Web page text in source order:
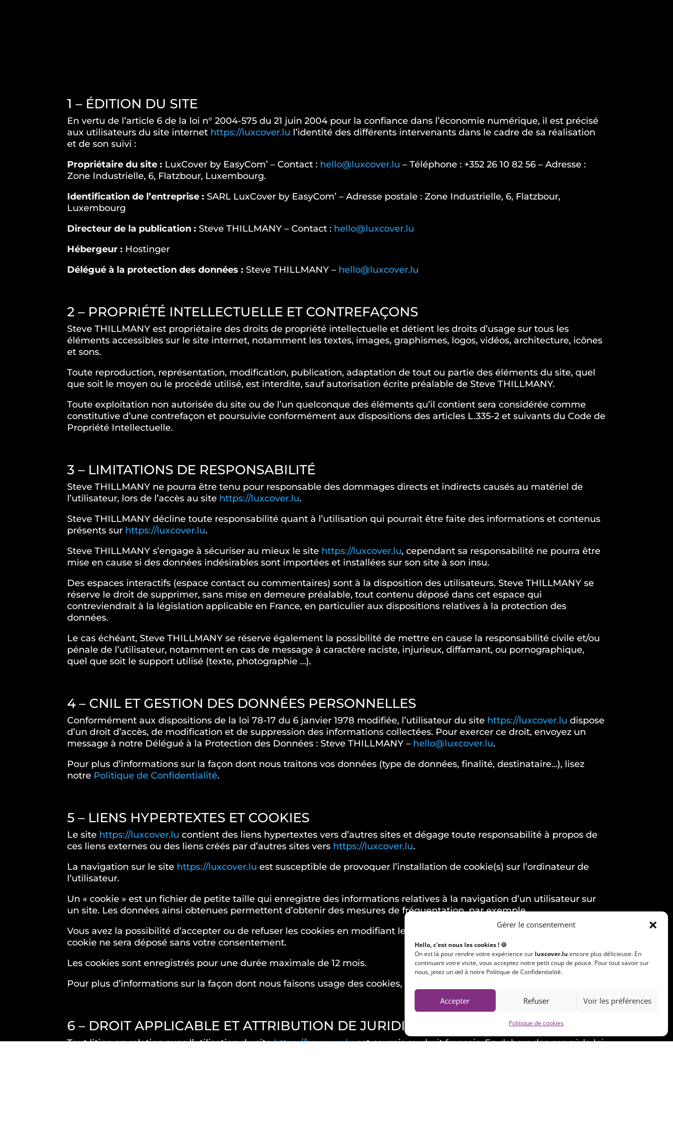
Gérer le consentement
Hello, c'est nous les cookies ! 🍪
On est là pour rendre votre expérience sur luxcover.lu encore plus délicieuse. En
continuant votre visite, vous acceptez notre petit coup de pouce. Pour tout savoir sur
nous, jetez un œil à notre Politique de Confidentialité.
Accepter Refuser Voir les préférences
Politique de cookies
1 – ÉDITION DU SITE
En vertu de l’article 6 de la loi n° 2004-575 du 21 juin 2004 pour la confiance dans l’économie numérique, il est précisé
aux utilisateurs du site internet https://luxcover.lu l’identité des différents intervenants dans le cadre de sa réalisation
et de son suivi :
Propriétaire du site : LuxCover by EasyCom’ – Contact : hello@luxcover.lu – Téléphone : +352 26 10 82 56 – Adresse :
Zone Industrielle, 6, Flatzbour, Luxembourg.
Identification de l’entreprise : SARL LuxCover by EasyCom’ – Adresse postale : Zone Industrielle, 6, Flatzbour,
Luxembourg
Directeur de la publication : Steve THILLMANY – Contact : hello@luxcover.lu
Hébergeur : Hostinger
Délégué à la protection des données : Steve THILLMANY – hello@luxcover.lu
2 – PROPRIÉTÉ INTELLECTUELLE ET CONTREFAÇONS
Steve THILLMANY est propriétaire des droits de propriété intellectuelle et détient les droits d’usage sur tous les
éléments accessibles sur le site internet, notamment les textes, images, graphismes, logos, vidéos, architecture, icônes
et sons.
Toute reproduction, représentation, modification, publication, adaptation de tout ou partie des éléments du site, quel
que soit le moyen ou le procédé utilisé, est interdite, sauf autorisation écrite préalable de Steve THILLMANY.
Toute exploitation non autorisée du site ou de l’un quelconque des éléments qu’il contient sera considérée comme
constitutive d’une contrefaçon et poursuivie conformément aux dispositions des articles L.335-2 et suivants du Code de
Propriété Intellectuelle.
3 – LIMITATIONS DE RESPONSABILITÉ
Steve THILLMANY ne pourra être tenu pour responsable des dommages directs et indirects causés au matériel de
l’utilisateur, lors de l’accès au site https://luxcover.lu.
Steve THILLMANY décline toute responsabilité quant à l’utilisation qui pourrait être faite des informations et contenus
présents sur https://luxcover.lu.
Steve THILLMANY s’engage à sécuriser au mieux le site https://luxcover.lu, cependant sa responsabilité ne pourra être
mise en cause si des données indésirables sont importées et installées sur son site à son insu.
Des espaces interactifs (espace contact ou commentaires) sont à la disposition des utilisateurs. Steve THILLMANY se
réserve le droit de supprimer, sans mise en demeure préalable, tout contenu déposé dans cet espace qui
contreviendrait à la législation applicable en France, en particulier aux dispositions relatives à la protection des
données.
Le cas échéant, Steve THILLMANY se réserve également la possibilité de mettre en cause la responsabilité civile et/ou
pénale de l’utilisateur, notamment en cas de message à caractère raciste, injurieux, diffamant, ou pornographique,
quel que soit le support utilisé (texte, photographie …).
4 – CNIL ET GESTION DES DONNÉES PERSONNELLES
Conformément aux dispositions de la loi 78-17 du 6 janvier 1978 modifiée, l’utilisateur du site https://luxcover.lu dispose
d’un droit d’accès, de modification et de suppression des informations collectées. Pour exercer ce droit, envoyez un
message à notre Délégué à la Protection des Données : Steve THILLMANY – hello@luxcover.lu.
Pour plus d’informations sur la façon dont nous traitons vos données (type de données, finalité, destinataire…), lisez
notre Politique de Confidentialité.
5 – LIENS HYPERTEXTES ET COOKIES
Le site https://luxcover.lu contient des liens hypertextes vers d’autres sites et dégage toute responsabilité à propos de
ces liens externes ou des liens créés par d’autres sites vers https://luxcover.lu.
La navigation sur le site https://luxcover.lu est susceptible de provoquer l’installation de cookie(s) sur l’ordinateur de
l’utilisateur.
Un « cookie » est un fichier de petite taille qui enregistre des informations relatives à la navigation d’un utilisateur sur
un site. Les données ainsi obtenues permettent d’obtenir des mesures de fréquentation, par exemple.
Vous avez la possibilité d’accepter ou de refuser les cookies en modifiant les paramètres de votre navigateur. Aucun
cookie ne sera déposé sans votre consentement.
Les cookies sont enregistrés pour une durée maximale de 12 mois.
Pour plus d’informations sur la façon dont nous faisons usage des cookies, lisez notre
6 – DROIT APPLICABLE ET ATTRIBUTION DE JURIDICTION
Tout litige en relation avec l’utilisation du sitehttps://luxcover.luest soumis au droit français. En dehors des cas où la loi